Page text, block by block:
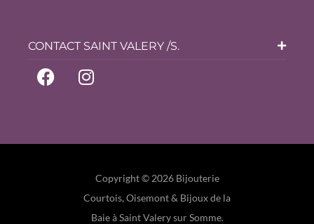
CONTACT SAINT VALERY /S.
Copyright © 2026 Bijouterie
Courtois, Oisemont & Bijoux de la
Baie à Saint Valery sur Somme.